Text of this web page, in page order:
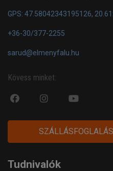
GPS: 47.58042343195126,
+36-30/377-2255
sarud@elmenyfalu.hu
Kövess minket:
fa
facebook-
official
instagram
fa
youtube-
play
SZÁLLÁSFOGLALÁS
Tudnivalók